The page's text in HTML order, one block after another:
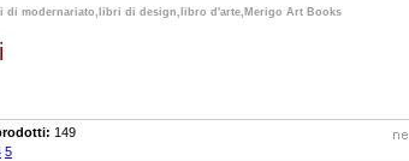
di modernariato,libri di design,libro d'arte,Merigo Art Books
149
5